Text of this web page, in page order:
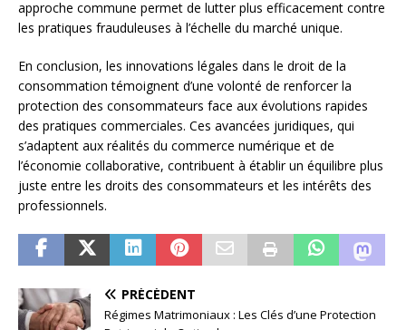
approche commune permet de lutter plus efficacement contre
les pratiques frauduleuses à l’échelle du marché unique.
En conclusion, les innovations légales dans le droit de la
consommation témoignent d’une volonté de renforcer la
protection des consommateurs face aux évolutions rapides
des pratiques commerciales. Ces avancées juridiques, qui
s’adaptent aux réalités du commerce numérique et de
l’économie collaborative, contribuent à établir un équilibre plus
juste entre les droits des consommateurs et les intérêts des
professionnels.
PRÉCÉDENT
Régimes Matrimoniaux : Les Clés d’une Protection